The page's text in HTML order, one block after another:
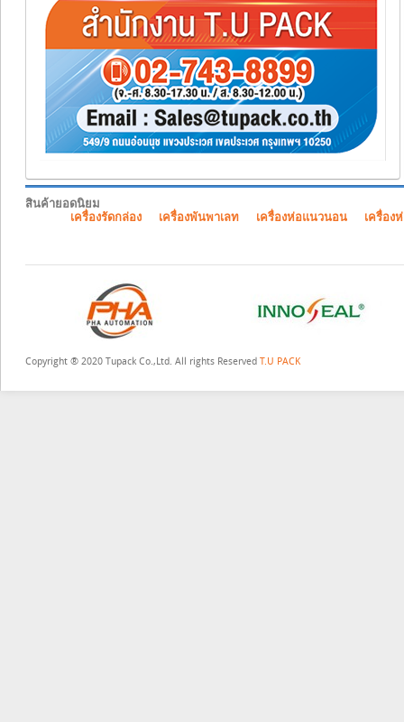
สินค้ายอดนิยม
เครื่องรัดกล่อง
เครื่องพันพาเลท เครื่องห่อแนวนอน เครื่อง
Copyright ® 2020 Tupack Co.,Ltd. All rights Reserved T.U PACK